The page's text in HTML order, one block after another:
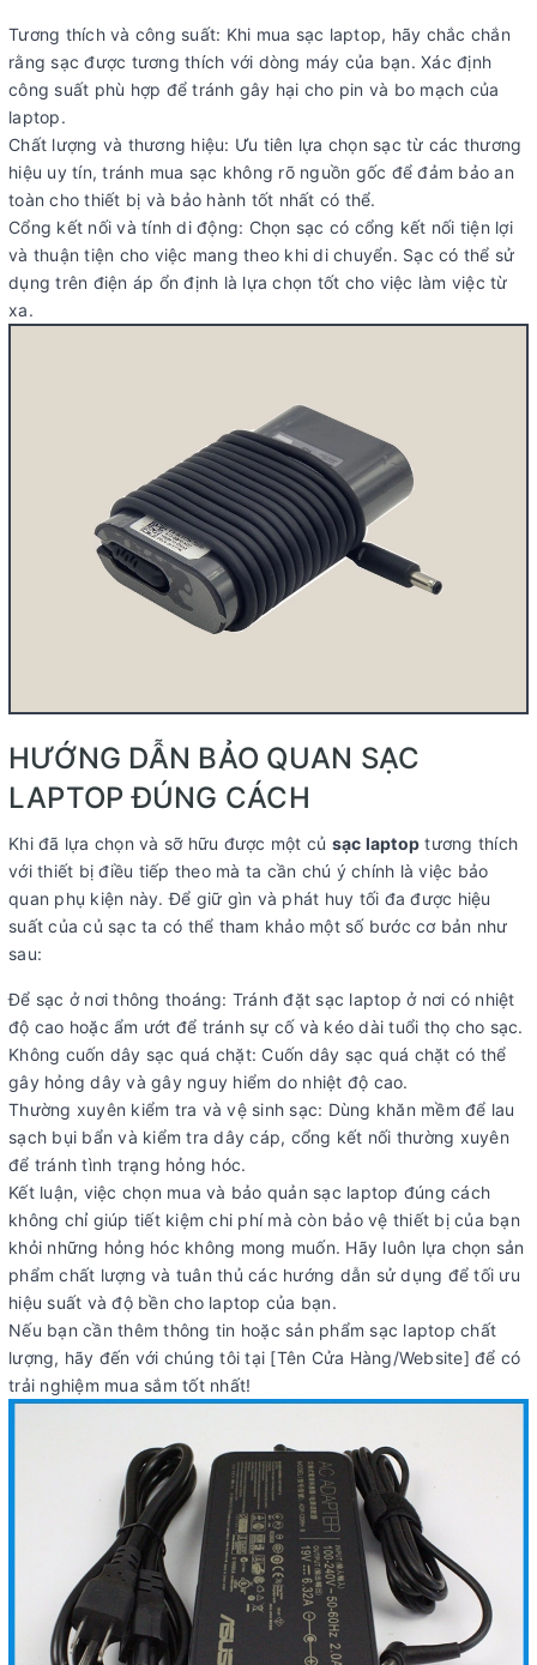
Tương thích và công suất: Khi mua sạc laptop, hãy chắc chắn
rằng sạc được tương thích với dòng máy của bạn. Xác định
công suất phù hợp để tránh gây hại cho pin và bo mạch của
laptop.
Chất lượng và thương hiệu: Ưu tiên lựa chọn sạc từ các thương
hiệu uy tín, tránh mua sạc không rõ nguồn gốc để đảm bảo an
toàn cho thiết bị và bảo hành tốt nhất có thể.
Cổng kết nối và tính di động: Chọn sạc có cổng kết nối tiện lợi
và thuận tiện cho việc mang theo khi di chuyển. Sạc có thể sử
dụng trên điện áp ổn định là lựa chọn tốt cho việc làm việc từ
xa.
HƯỚNG DẪN BẢO QUAN SẠC
LAPTOP ĐÚNG CÁCH
Khi đã lựa chọn và sỡ hữu được một củ sạc laptop tương thích
với thiết bị điều tiếp theo mà ta cần chú ý chính là việc bảo
quan phụ kiện này. Để giữ gìn và phát huy tối đa được hiệu
suất của củ sạc ta có thể tham khảo một số bước cơ bản như
sau:
Để sạc ở nơi thông thoáng: Tránh đặt sạc laptop ở nơi có nhiệt
độ cao hoặc ẩm ướt để tránh sự cố và kéo dài tuổi thọ cho sạc.
Không cuốn dây sạc quá chặt: Cuốn dây sạc quá chặt có thể
gây hỏng dây và gây nguy hiểm do nhiệt độ cao.
Thường xuyên kiểm tra và vệ sinh sạc: Dùng khăn mềm để lau
sạch bụi bẩn và kiểm tra dây cáp, cổng kết nối thường xuyên
để tránh tình trạng hỏng hóc.
Kết luận, việc chọn mua và bảo quản sạc laptop đúng cách
không chỉ giúp tiết kiệm chi phí mà còn bảo vệ thiết bị của bạn
khỏi những hỏng hóc không mong muốn. Hãy luôn lựa chọn sản
phẩm chất lượng và tuân thủ các hướng dẫn sử dụng để tối ưu
hiệu suất và độ bền cho laptop của bạn.
Nếu bạn cần thêm thông tin hoặc sản phẩm sạc laptop chất
lượng, hãy đến với chúng tôi tại [Tên Cửa Hàng/Website] để có
trải nghiệm mua sắm tốt nhất!